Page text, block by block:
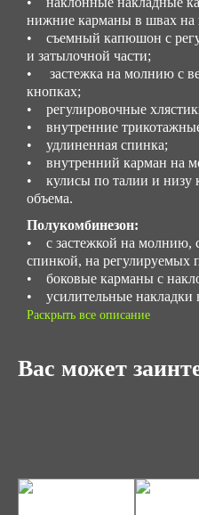
нижние карманы в швах на
• съемный капюшон с
и затылочной части;
• застежка на молнию с
кнопках;
• регулировочные
• внутренние
• удлиненная спинка;
• внутренний карман на
• кулисы по талии и низу
объема.
Полукомбинезон:
• с застежкой на молнию,
спинкой, на регулируемых
• боковые карманы с
• усилительные накладки
Раскрыть все описание
Вас может